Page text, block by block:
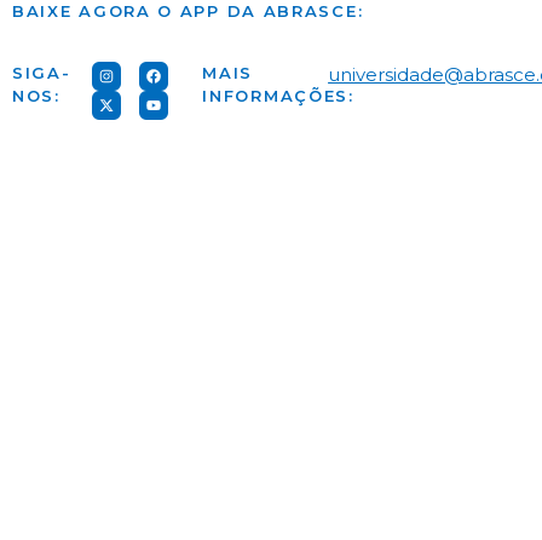
BAIXE AGORA O APP DA ABRASCE:
SIGA-
NOS:
MAIS
INFORMAÇÕES: